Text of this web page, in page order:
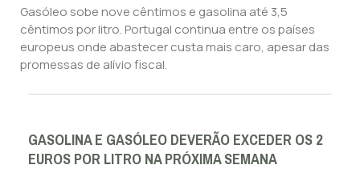
Gasóleo sobe nove cêntimos e gasolina até 3,5
cêntimos por litro. Portugal continua entre os países
europeus onde abastecer custa mais caro, apesar das
promessas de alívio fiscal.
GASOLINA E GASÓLEO DEVERÃO EXCEDER OS 2
EUROS POR LITRO NA PRÓXIMA SEMANA